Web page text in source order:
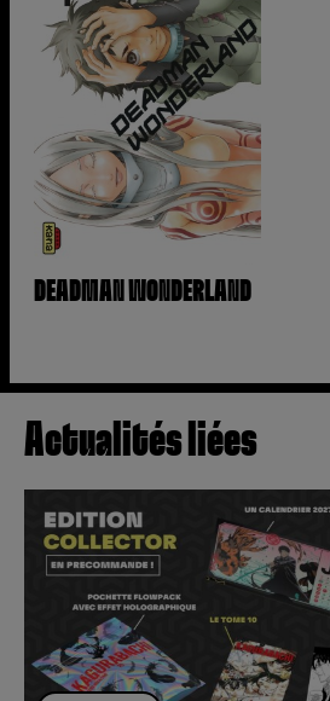
DEADMAN WONDERLAND
Actualités liées